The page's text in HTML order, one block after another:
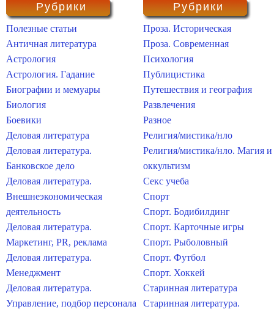
Рубрики
Полезные статьи
Античная литература
Астрология
Астрология. Гадание
Биографии и мемуары
Биология
Боевики
Деловая литература
Деловая литература.
Банковское дело
Деловая литература.
Внешнеэкономическая
деятельность
Деловая литература.
Маркетинг, PR, реклама
Деловая литература.
Менеджмент
Деловая литература.
Управление, подбор персонала
Рубрики
Проза. Историческая
Проза. Современная
Психология
Публицистика
Путешествия и география
Развлечения
Разное
Религия/мистика/нло
Религия/мистика/нло. Магия и
оккультизм
Секс учеба
Спорт
Спорт. Бодибилдинг
Спорт. Карточные игры
Спорт. Рыболовный
Спорт. Футбол
Спорт. Хоккей
Старинная литература
Старинная литература.